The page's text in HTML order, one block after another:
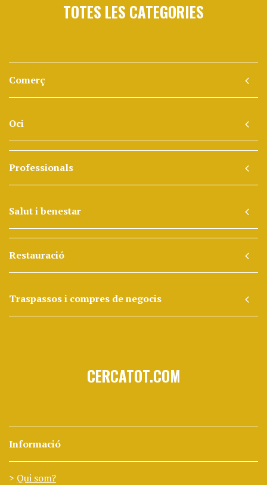
TOTES LES CATEGORIES
Comerç
Oci
Professionals
Salut i benestar
Restauració
Traspassos i compres de negocis
CERCATOT.COM
Informació
Qui som?